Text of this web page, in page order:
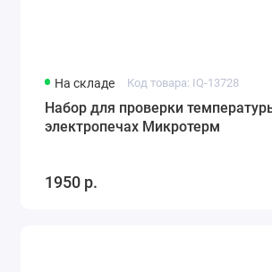
На складе Код товара: IQ-13728
Набор для проверки
электропечах Микротерм
1950 р.